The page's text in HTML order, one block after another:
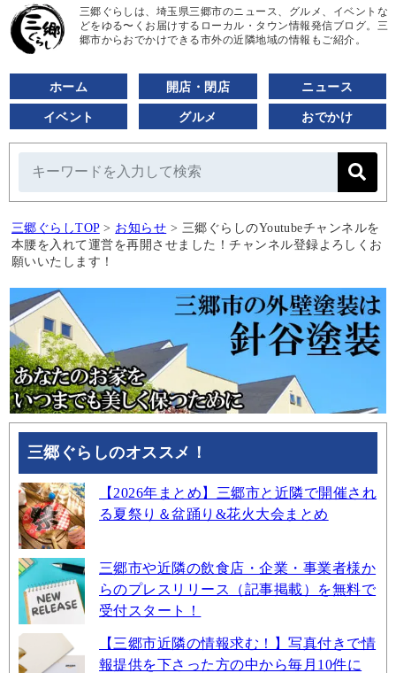
三郷ぐらしは、埼玉県三郷市のニュース、グルメ、イベントな
どをゆる〜くお届けするローカル・タウン情報発信ブログ。三
郷市からおでかけできる市外の近隣地域の情報もご紹介。
ホーム 開店・閉店 ニュース
イベント グルメ おでかけ
三郷ぐらしTOP > お知らせ > 三郷ぐらしのYoutubeチャンネルを
本腰を入れて運営を再開させました！チャンネル登録よろしくお
願いいたします！
三郷ぐらしのオススメ！
【2026年まとめ】三郷市と近隣で開催され
る夏祭り＆盆踊り&花火大会まとめ
三郷市や近隣の飲食店・企業・事業者様か
らのプレスリリース（記事掲載）を無料で
受付スタート！
【三郷市近隣の情報求む！】写真付きで情
報提供を下さった方の中から毎月10件に